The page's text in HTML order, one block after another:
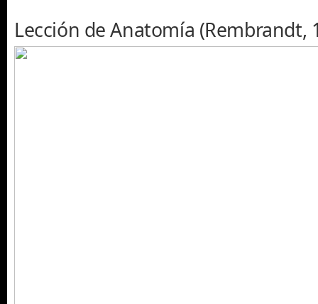
Lección de Anatomía (Rembrandt,